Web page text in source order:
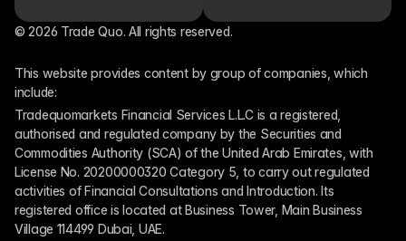
© 2026 Trade Quo. All rights reserved.
This website provides content by group of companies, which
include:
Tradequomarkets Financial Services L.L.C is a registered,
authorised and regulated company by the Securities and
Commodities Authority (SCA) of the United Arab Emirates, with
License No. 20200000320 Category 5, to carry out regulated
activities of Financial Consultations and Introduction. Its
registered office is located at Business Tower, Main Business
Village 114499 Dubai, UAE.